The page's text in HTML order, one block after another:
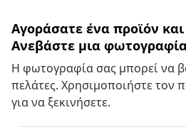
Αγοράσατε ένα προϊόν
Ανεβάστε μια
Η φωτογραφία σας μπορεί να
πελάτες. Χρησιμοποιήστε τον
για να ξεκινήσετε.